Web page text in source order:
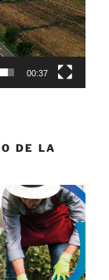
00:37
DE LA